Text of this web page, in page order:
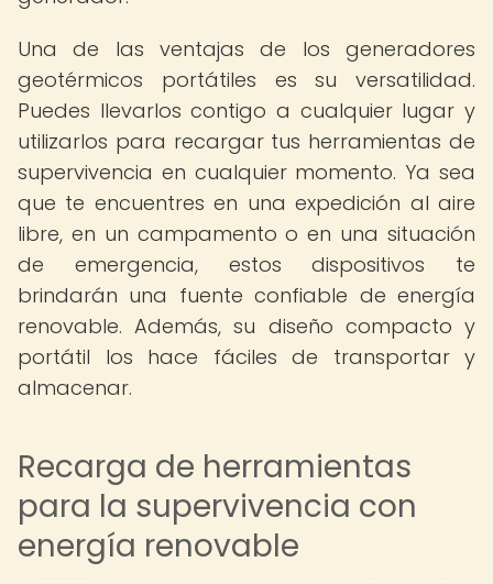
Una de las ventajas de los generadores
geotérmicos portátiles es su versatilidad.
Puedes llevarlos contigo a cualquier lugar y
utilizarlos para recargar tus herramientas de
supervivencia en cualquier momento. Ya sea
que te encuentres en una expedición al aire
libre, en un campamento o en una situación
de emergencia, estos dispositivos te
brindarán una fuente confiable de energía
renovable. Además, su diseño compacto y
portátil los hace fáciles de transportar y
almacenar.
Recarga de herramientas
para la supervivencia con
energía renovable